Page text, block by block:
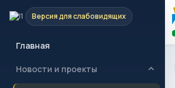
Версия для слабовидящих
Главная
Новости и проекты